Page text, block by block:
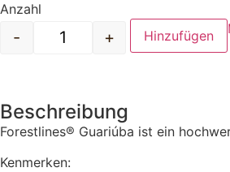
Anzahl
- + Hinzufügen
Beschreibung
Forestlines® Guariúba ist ein
Kenmerken: